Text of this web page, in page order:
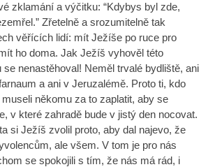
zklamání a výčitku: “Kdybys byl zde,
Zřetelně a srozumitelně tak
věřících lidí: mít Ježíše po ruce pro
ho doma. Jak Ježíš vyhověl této
se nenastěhoval! Neměl trvalé bydliště, ani
a ani v Jeruzalémě. Proto ti, kdo
někomu za to zaplatit, aby se
v které zahradě bude v jistý den nocovat.
si Ježíš zvolil proto, aby dal najevo, že
ale všem. V tom je pro nás
se spokojili s tím, že nás má rád, i